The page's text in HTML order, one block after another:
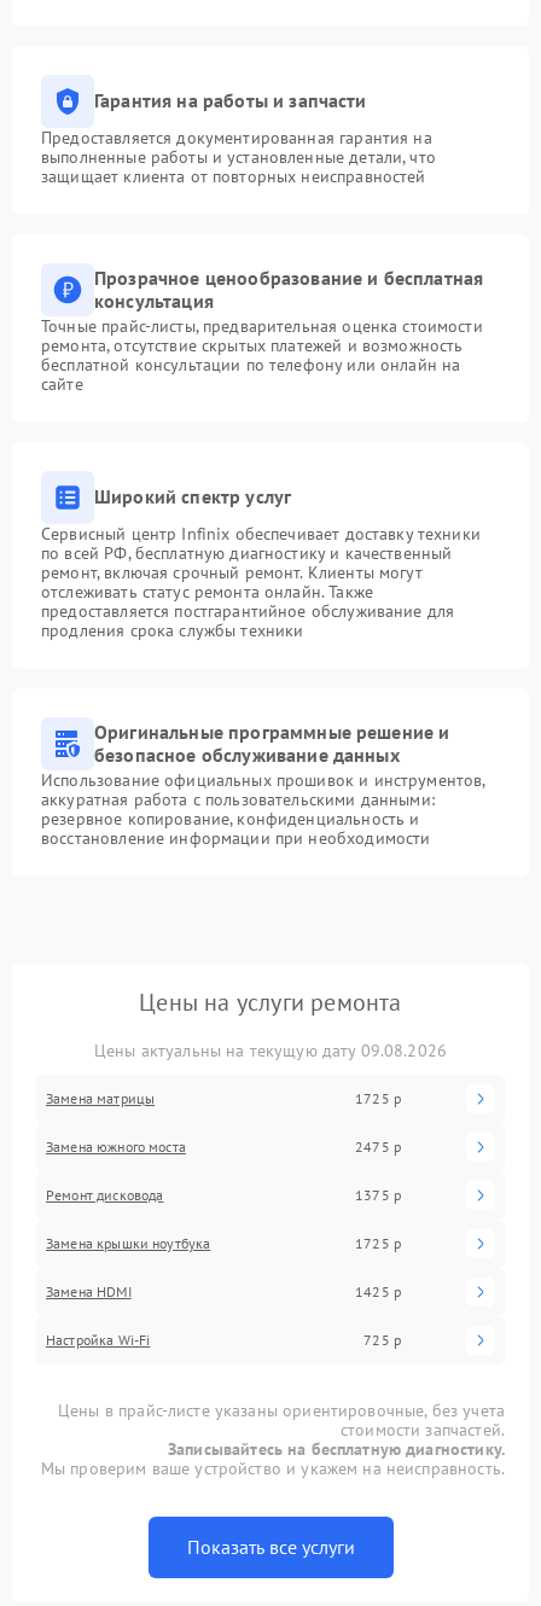
Гарантия на работы и запчасти
Предоставляется документированная гарантия на
выполненные работы и установленные детали, что
защищает клиента от повторных неисправностей
Прозрачное ценообразование и бесплатная
консультация
Точные прайс-листы, предварительная оценка стоимости
ремонта, отсутствие скрытых платежей и возможность
бесплатной консультации по телефону или онлайн на
сайте
Широкий спектр услуг
Сервисный центр Infinix обеспечивает доставку техники
по всей РФ, бесплатную диагностику и качественный
ремонт, включая срочный ремонт. Клиенты могут
отслеживать статус ремонта онлайн. Также
предоставляется постгарантийное обслуживание для
продления срока службы техники
Оригинальные программные решение и
безопасное обслуживание данных
Использование официальных прошивок и инструментов,
аккуратная работа с пользовательскими данными:
резервное копирование, конфиденциальность и
восстановление информации при необходимости
Цены на услуги ремонта
Цены актуальны на текущую дату 09.08.2026
Замена матрицы 1725 р
Замена южного моста 2475 р
Ремонт дисковода 1375 р
Замена крышки ноутбука 1725 р
Замена HDMI 1425 р
Настройка Wi-Fi 725 р
Цены в прайс-листе указаны ориентировочные, без учета
стоимости запчастей.
Записывайтесь на бесплатную диагностику.
Мы проверим ваше устройство и укажем на неисправность.
Показать все услуги